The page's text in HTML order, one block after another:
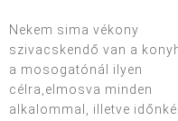
Nekem sima vékony
szivacskendő van a
a mosogatónál ilyen
célra,elmosva minden
alkalommal, illetve